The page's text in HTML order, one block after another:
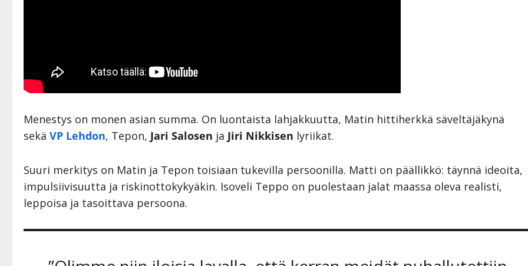
Menestys on monen asian summa. On luontaista lahjakkuutta, Matin hittiherkkä säveltäjäkynä
sekä VP Lehdon, Tepon, Jari Salosen ja Jiri Nikkisen lyriikat.
Suuri merkitys on Matin ja Tepon toisiaan tukevilla persoonilla. Matti on päällikkö: täynnä ideoita,
impulsiivisuutta ja riskinottokykyäkin. Isoveli Teppo on puolestaan jalat maassa oleva realisti,
leppoisa ja tasoittava persoona.